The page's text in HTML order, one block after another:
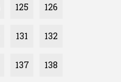
125 126
131 132
137 138